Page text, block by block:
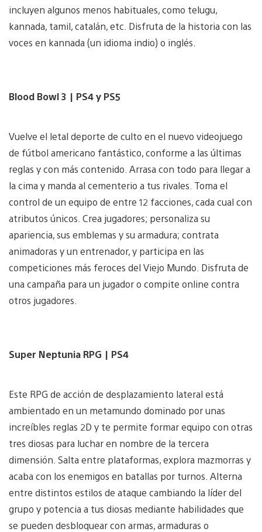
incluyen algunos menos habituales, como telugu,
kannada, tamil, catalán, etc. Disfruta de la historia con las
voces en kannada (un idioma indio) o inglés.
Blood Bowl 3 | PS4 y PS5
Vuelve el letal deporte de culto en el nuevo videojuego
de fútbol americano fantástico, conforme a las últimas
reglas y con más contenido. Arrasa con todo para llegar a
la cima y manda al cementerio a tus rivales. Toma el
control de un equipo de entre 12 facciones, cada cual con
atributos únicos. Crea jugadores; personaliza su
apariencia, sus emblemas y su armadura; contrata
animadoras y un entrenador, y participa en las
competiciones más feroces del Viejo Mundo. Disfruta de
una campaña para un jugador o compite online contra
otros jugadores.
Super Neptunia RPG | PS4
Este RPG de acción de desplazamiento lateral está
ambientado en un metamundo dominado por unas
increíbles reglas 2D y te permite formar equipo con otras
tres diosas para luchar en nombre de la tercera
dimensión. Salta entre plataformas, explora mazmorras y
acaba con los enemigos en batallas por turnos. Alterna
entre distintos estilos de ataque cambiando la líder del
grupo y potencia a tus diosas mediante habilidades que
se pueden desbloquear con armas, armaduras o